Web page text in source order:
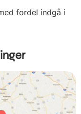
fordel indgå i